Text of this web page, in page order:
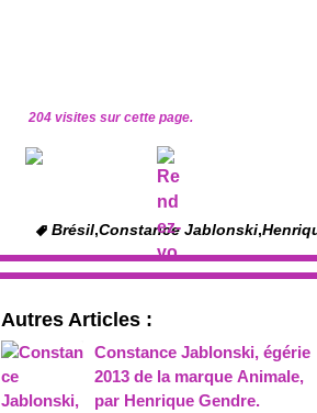
204 visites sur cette page.
Brésil,Constance Jablonski,
Autres Articles :
Constance Jablonski, égérie
2013 de la marque Animale,
par Henrique Gendre.